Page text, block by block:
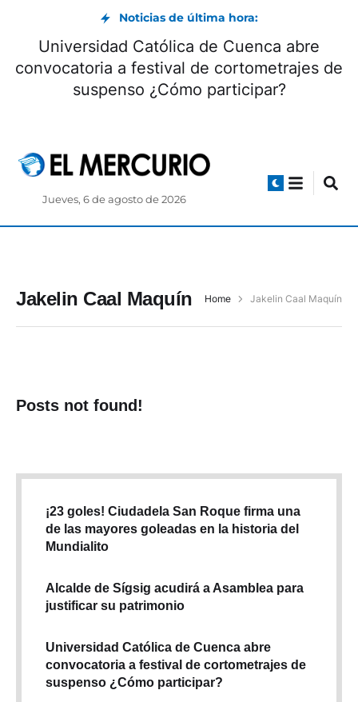
Noticias de última hora:
Universidad Católica de Cuenca abre
convocatoria a festival de cortometrajes de
suspenso ¿Cómo participar?
Jueves, 6 de agosto de 2026
Jakelin Caal Maquín Home Jakelin Caal Maquín
Posts not found!
¡23 goles! Ciudadela San Roque firma una
de las mayores goleadas en la historia del
Mundialito
Alcalde de Sígsig acudirá a Asamblea para
justificar su patrimonio
Universidad Católica de Cuenca abre
convocatoria a festival de cortometrajes de
suspenso ¿Cómo participar?